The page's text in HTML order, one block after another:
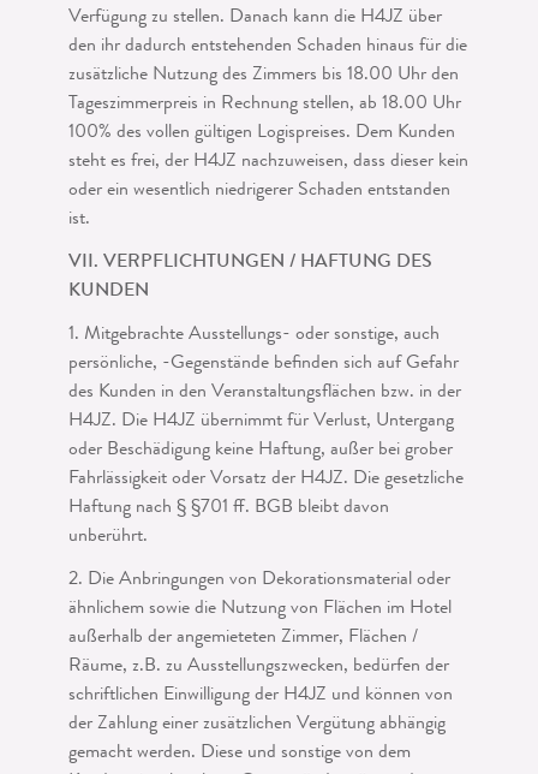
Verfügung zu stellen. Danach kann die H4JZ über
den ihr dadurch entstehenden Schaden hinaus für die
zusätzliche Nutzung des Zimmers bis 18.00 Uhr den
Tageszimmerpreis in Rechnung stellen, ab 18.00 Uhr
100% des vollen gülti­gen Logispreises. Dem Kunden
steht es frei, der H4JZ nachzuweisen, dass dieser kein
oder ein wesentlich niedrigerer Schaden entstanden
ist.
VII. VERPFLICHTUNGEN / HAFTUNG DES
KUNDEN
1. Mitgebrachte Ausstellungs- oder sonstige, auch
persönliche, -Gegenstände befin­den sich auf Gefahr
des Kunden in den Veranstaltungsflächen bzw. in der
H4JZ. Die H4JZ übernimmt für Verlust, Untergang
oder Beschädigung keine Haftung, außer bei grober
Fahrlässigkeit oder Vorsatz der H4JZ. Die gesetzliche
Haftung nach § §701 ff. BGB bleibt davon
unberührt.
2. Die Anbringungen von Dekorationsmaterial oder
ähnlichem sowie die Nutzung von Flächen im Hotel
außerhalb der angemieteten Zimmer, Flächen /
Räume, z.B. zu Ausstellungszwecken, bedürfen der
schriftlichen Einwilligung der H4JZ und kön­nen von
der Zahlung einer zusätzlichen Vergütung abhängig
gemacht werden. Diese und sonstige von dem